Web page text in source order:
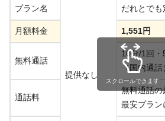
着信お断り 迷惑電話をシャ
着信お知らせメール 着信情報を指定
キャッチ電話サービス 通話中
着信転送サービス かかっ
迷惑電話
スクロールできます
プラン名
提供なし
だれとで
月額料金 1,551円
無料通話
10分/1回・
（国内通話
通話料
無料通話の
最安プラン
スクロールできます